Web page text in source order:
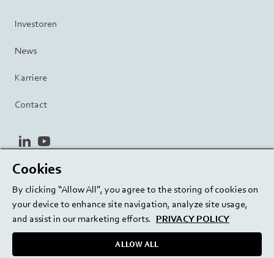
Investoren
News
Karriere
Contact
linkedinyoutube
Datenschutzrichtlinie
Terms of Use Cookie Settings
Cookies
By clicking “Allow All”, you agree to the storing of cookies on
your device to enhance site navigation, analyze site usage,
and assist in our marketing efforts. PRIVACY POLICY
ALLOW ALL